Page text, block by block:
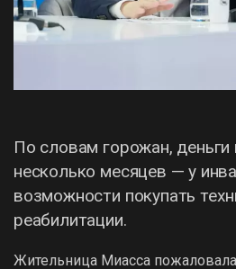
По словам горожан,
несколько месяцев — у
возможности покупать
реабилитации.
Жительница Миасса